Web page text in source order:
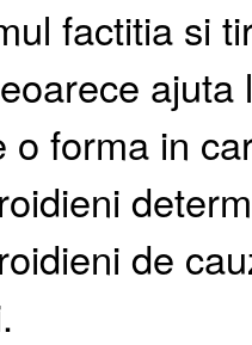
factitia si
o forma in
de